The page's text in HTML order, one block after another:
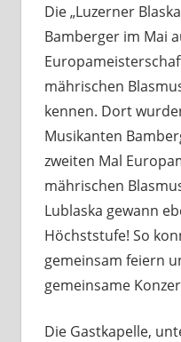
Die „Luzerner
Bamberger im Mai
mährischen
kennen. Dort
Musikanten
zweiten Mal
mährischen
Lublaska gewann
Höchststufe! So
gemeinsam feiern
gemeinsame
Die Gastkapelle,